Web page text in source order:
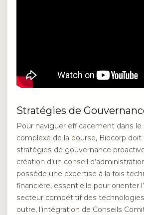
Stratégies de
Pour naviguer efficacement dans le
complexe de la bourse, Biocorp
stratégies de gouvernance
création d’un conseil
possède une expertise à la fois
financière, essentielle pour orienter
secteur compétitif des
outre, l’intégration de Conseils